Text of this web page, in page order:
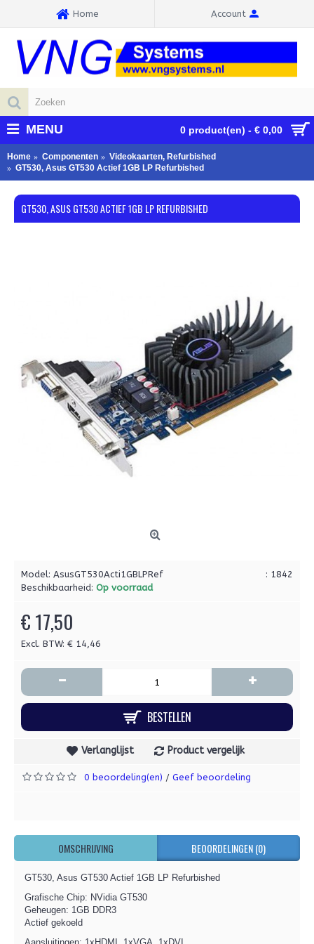
Home Account
0 product(en) - € 0,00
MENU
Home Componenten
Videokaarten, Refurbished
GT530, Asus GT530 Actief 1GB LP Refurbished
GT530, ASUS GT530 ACTIEF 1GB LP REFURBISHED
: 1842
Model: AsusGT530Acti1GBLPRef
Beschikbaarheid: Op voorraad
€ 17,50
Excl. BTW: € 14,46
- +
BESTELLEN
Verlanglijst Product vergelijk
0 beoordeling(en) / Geef beoordeling
OMSCHRIJVING BEOORDELINGEN (0)
GT530, Asus GT530 Actief 1GB LP Refurbished
Grafische Chip: NVidia GT530
Geheugen: 1GB DDR3
Actief gekoeld